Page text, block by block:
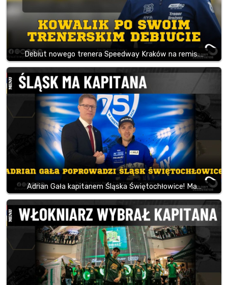
Debiut nowego trenera Speedway Kraków na remis.…
Adrian Gała kapitanem Śląska Świętochłowice! Ma…